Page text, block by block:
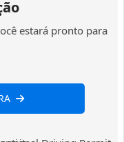
estará pronto para